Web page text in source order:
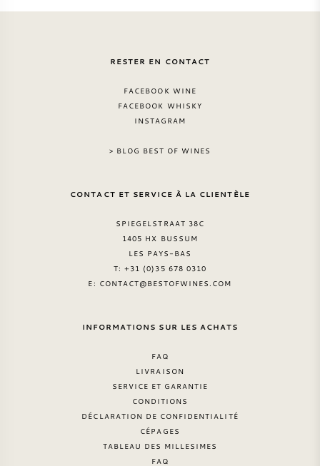
RESTER EN CONTACT
FACEBOOK WINE
FACEBOOK WHISKY
INSTAGRAM
> BLOG BEST OF WINES
CONTACT ET SERVICE À LA CLIENTÈLE
SPIEGELSTRAAT 38C
1405 HX BUSSUM
LES PAYS-BAS
T: +31 (0)35 678 0310
E: CONTACT@BESTOFWINES.COM
INFORMATIONS SUR LES ACHATS
FAQ
LIVRAISON
SERVICE ET GARANTIE
CONDITIONS
DÉCLARATION DE CONFIDENTIALITÉ
CÉPAGES
TABLEAU DES MILLESIMES
FAQ